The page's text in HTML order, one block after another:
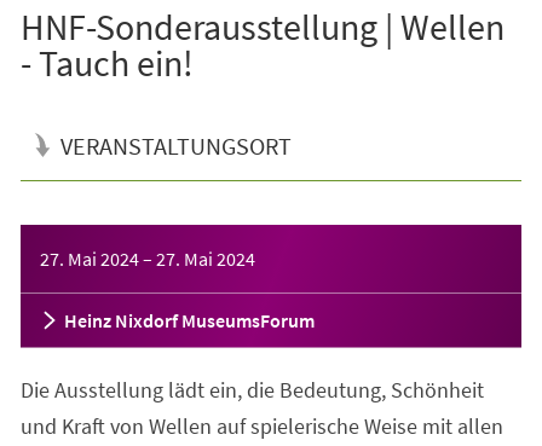
HNF-Sonderausstellung | Wellen
- Tauch ein!
VERANSTALTUNGSORT
27. Mai 2024– 27. Mai 2024
Heinz Nixdorf MuseumsForum
Die Ausstellung lädt ein, die Bedeutung, Schönheit
und Kraft von Wellen auf spielerische Weise mit allen